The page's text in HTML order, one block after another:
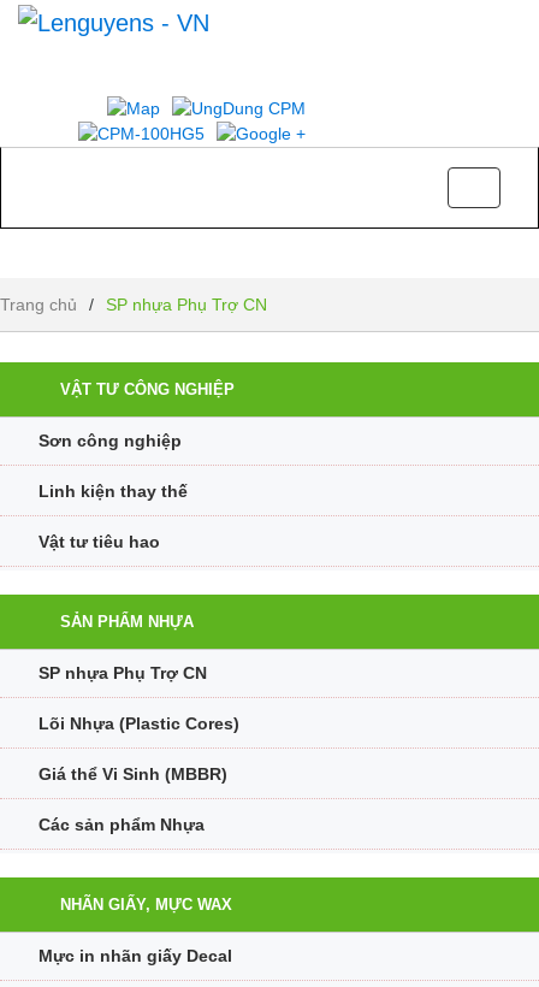
Trang chủ / SP nhựa Phụ Trợ CN
VẬT TƯ CÔNG NGHIỆP
Sơn công nghiệp
Linh kiện thay thế
Vật tư tiêu hao
SẢN PHẨM NHỰA
SP nhựa Phụ Trợ CN
Lõi Nhựa (Plastic Cores)
Giá thể Vi Sinh (MBBR)
Các sản phẩm Nhựa
NHÃN GIẤY, MỰC WAX
Mực in nhãn giấy Decal